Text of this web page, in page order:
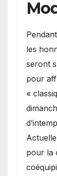
les
seront
pour
«
pour la